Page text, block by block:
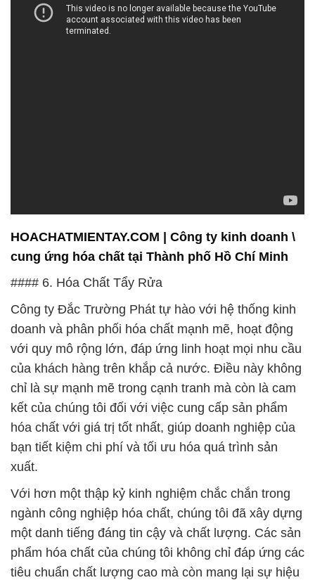
HOACHATMIENTAY.COM | Công ty kinh doanh \
cung ứng hóa chất tại Thành phố Hồ Chí Minh
#### 6. Hóa Chất Tẩy Rửa
Công ty Đắc Trường Phát tự hào với hệ thống kinh
doanh và phân phối hóa chất mạnh mẽ, hoạt động
với quy mô rộng lớn, đáp ứng linh hoạt mọi nhu cầu
của khách hàng trên khắp cả nước. Điều này không
chỉ là sự mạnh mẽ trong cạnh tranh mà còn là cam
kết của chúng tôi đối với việc cung cấp sản phẩm
hóa chất với giá trị tốt nhất, giúp doanh nghiệp của
bạn tiết kiệm chi phí và tối ưu hóa quá trình sản
xuất.
Với hơn một thập kỷ kinh nghiệm chắc chắn trong
ngành công nghiệp hóa chất, chúng tôi đã xây dựng
một danh tiếng đáng tin cậy và chất lượng. Các sản
phẩm hóa chất của chúng tôi không chỉ đáp ứng các
tiêu chuẩn chất lượng cao mà còn mang lại sự hiệu